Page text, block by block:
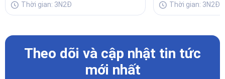
Thời gian: 3N2Đ
Thời gian: 3N2Đ
Theo dõi và cập nhật tin tức
mới nhất